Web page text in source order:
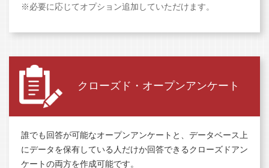
※必要に応じてオプション追加していただけます。
クローズド・オープンアンケート
誰でも回答が可能なオープンアンケートと、データベース上
にデータを保有している人だけか回答できるクローズドアン
ケートの両方を作成可能です。